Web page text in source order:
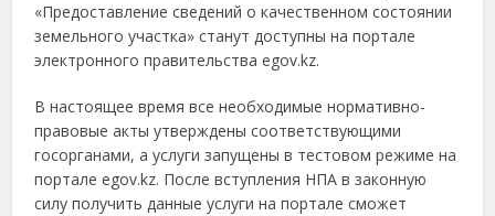
«Предоставление сведений о качественном состоянии
земельного участка» станут доступны на портале
электронного правительства egov.kz.
В настоящее время все необходимые нормативно-
правовые акты утверждены соответствующими
госорганами, а услуги запущены в тестовом режиме на
портале egov.kz. После вступления НПА в законную
силу получить данные услуги на портале сможет